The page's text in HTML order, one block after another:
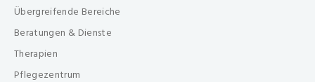
Übergreifende Bereiche
Beratungen & Dienste
Therapien
Pflegezentrum